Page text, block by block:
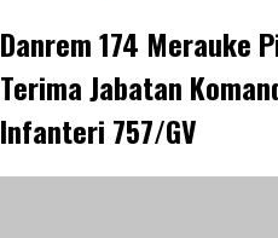
Danrem 174 Merauke
Terima Jabatan
Infanteri 757/GV